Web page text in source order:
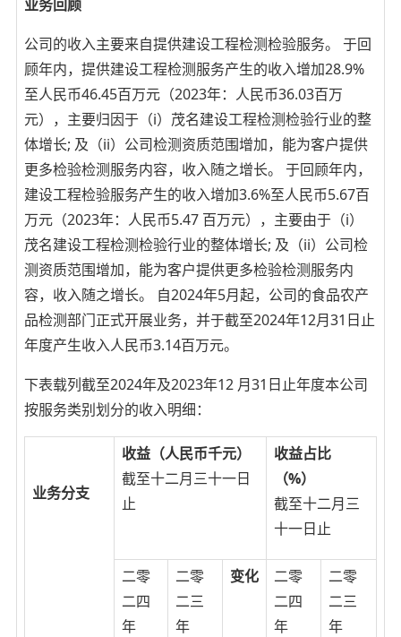
业务回顾
公司的收入主要来自提供建设工程检测检验服务。 于回
顾年内，提供建设工程检测服务产生的收入增加28.9%
至人民币46.45百万元（2023年：人民币36.03百万
元），主要归因于（i）茂名建设工程检测检验行业的整
体增长; 及（ii）公司检测资质范围增加，能为客户提供
更多检验检测服务内容，收入随之增长。 于回顾年内，
建设工程检验服务产生的收入增加3.6%至人民币5.67百
万元（2023年：人民币5.47 百万元），主要由于（i）
茂名建设工程检测检验行业的整体增长; 及（ii）公司检
测资质范围增加，能为客户提供更多检验检测服务内
容，收入随之增长。 自2024年5月起，公司的食品农产
品检测部门正式开展业务，并于截至2024年12月31日止
年度产生收入人民币3.14百万元。
下表载列截至2024年及2023年12 月31日止年度本公司
按服务类别划分的收入明细：
业务分支
收益（人民币千元）
截至十二月三十一日
止
收益占比
（%）
截至十二月三
十一日止
二零
二四
年
二零
二三
年
变化
二零
二四
年
二零
二三
年